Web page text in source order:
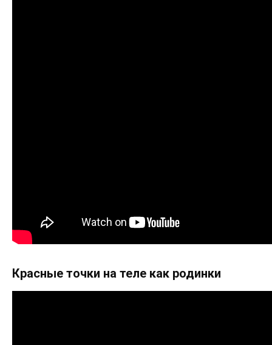
Красные точки на теле как родинки